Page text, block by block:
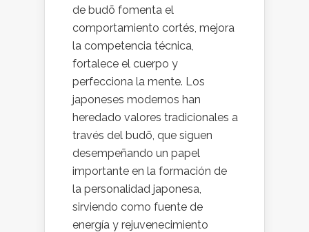
de budō fomenta el
comportamiento cortés, mejora
la competencia técnica,
fortalece el cuerpo y
perfecciona la mente. Los
japoneses modernos han
heredado valores tradicionales a
través del budō, que siguen
desempeñando un papel
importante en la formación de
la personalidad japonesa,
sirviendo como fuente de
energía y rejuvenecimiento